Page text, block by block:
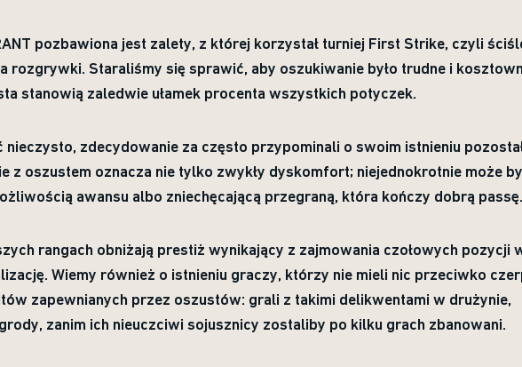
pozbawiona jest zalety, z której korzystał turniej First Strike, czyli
rozgrywki. Staraliśmy się sprawić, aby oszukiwanie było trudne i
stanowią zaledwie ułamek procenta wszystkich potyczek.
nieczysto, zdecydowanie za często przypominali o swoim istnieniu
z oszustem oznacza nie tylko zwykły dyskomfort; niejednokrotnie może
awansu albo zniechęcającą przegraną, która kończy dobrą passę.
rangach obniżają prestiż wynikający z zajmowania czołowych pozycji
Wiemy również o istnieniu graczy, którzy nie mieli nic przeciwko
zapewnianych przez oszustów: grali z takimi delikwentami w drużynie,
zanim ich nieuczciwi sojusznicy zostaliby po kilku grach zbanowani.